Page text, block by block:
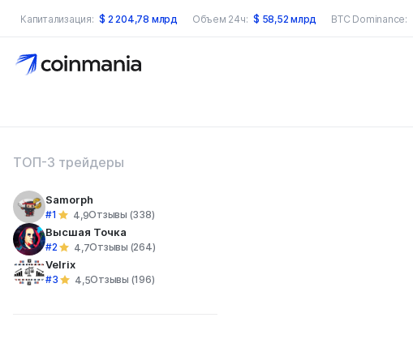
Капитализация: $ 2 204,78 млрд Объем 24ч: $ 58,52 млрд BTC Dominance:
по сайту
ТОП-3 трейдеры
Samorph
#1 4,9Отзывы (338)
Высшая Точка
#2 4,7Отзывы (264)
Velrix
#3 4,5Отзывы (196)